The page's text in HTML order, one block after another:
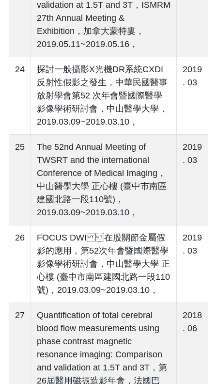
validation at 1.5T and 3T，ISMRM
27th Annual Meeting &
Exhibition，加拿大蒙特婁，
2019.05.11~2019.05.16，
24
探討一般攝影X光機DR系統CXDI
反射性假影之發生，中華民國醫事
放射學會第52 次年會暨國際醫學
影像學術研討會，中山醫學大學，
2019.03.09~2019.03.10，
2019
. 03
25
The 52nd Annual Meeting of
TWSRT and the international
Conference of Medical Imaging，
中山醫學大學 正心樓 (臺中市南區
建國北路一段110號)，
2019.03.09~2019.03.10，
2019
. 03
26
FOCUS DWI 在股關節金屬假
影的應用，第52次年會暨國際醫學
影像學術研討會，中山醫學大學 正
心樓 (臺中市南區建國北路一段110
號)，2019.03.09~2019.03.10，
2019
. 03
27
Quantification of total cerebral
blood flow measurements using
phase contrast magnetic
resonance imaging: Comparison
and validation at 1.5T and 3T，第
26屆醫用磁振造影年會，法國巴
2018
. 06